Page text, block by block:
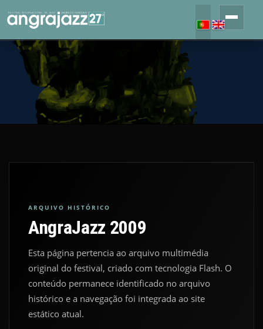
ARQUIVO HISTÓRICO
AngraJazz 2009
Esta página pertencia ao arquivo multimédia
original do festival, criado com tecnologia Flash. O
conteúdo permanece identificado no arquivo
histórico e a navegação foi integrada ao site
estático atual.